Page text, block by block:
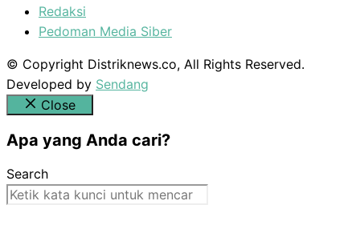
Redaksi
Pedoman Media Siber
© Copyright Distriknews.co, All Rights Reserved.
Developed by Sendang
Close
Apa yang Anda cari?
Search